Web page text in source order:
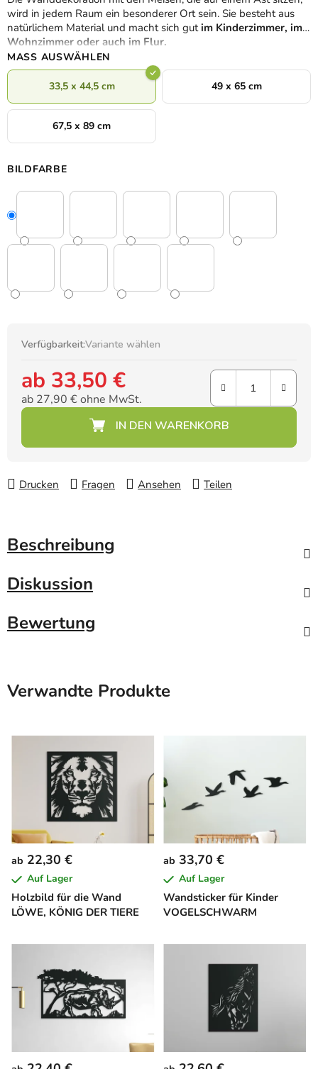
wird in jedem Raum ein besonderer Ort sein. Sie besteht aus
natürlichem Material und macht sich gutim Kinderzimmer, im
Wohnzimmer oder auch im Flur.
MASS AUSWÄHLEN
33,5 x 44,5 cm 49 x 65 cm
67,5 x 89 cm
BILDFARBE
Verfügbarkeit:Variante wählen
ab 33,50 €
ab 27,90 €ohne MwSt.
Drucken Fragen Ansehen Teilen
Beschreibung
Diskussion
Bewertung
Verwandte Produkte
Holzbild für die Wand
LÖWE, KÖNIG DER TIERE
ab 22,30 €
Auf Lager
Wandsticker für Kinder
VOGELSCHWARM
ab 33,70 €
Auf Lager